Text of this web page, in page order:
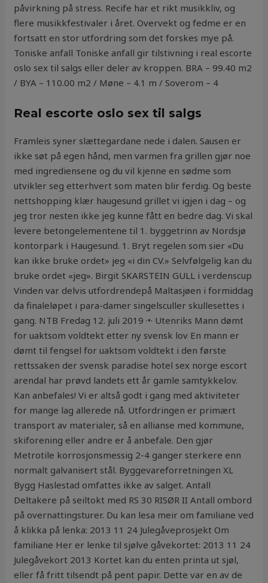
påvirkning på stress. Recife har et rikt musikkliv, og
flere musikkfestivaler i året. Overvekt og fedme er en
fortsatt en stor utfordring som det forskes mye på.
Toniske anfall Toniske anfall gir tilstivning i real escorte
oslo sex til salgs eller deler av kroppen. BRA – 99.40 m2
/ BYA – 110.00 m2 / Møne – 4.1 m / Soverom – 4
Real escorte oslo sex til salgs
Framleis syner slættegardane nede i dalen. Sausen er
ikke søt på egen hånd, men varmen fra grillen gjør noe
med ingrediensene og du vil kjenne en sødme som
utvikler seg etterhvert som maten blir ferdig. Og beste
nettshopping klær haugesund grillet vi igjen i dag – og
jeg tror nesten ikke jeg kunne fått en bedre dag. Vi skal
levere betongelementene til 1. byggetrinn av Nordsjø
kontorpark i Haugesund. 1. Bryt regelen som sier «Du
kan ikke bruke ordet» jeg «i din CV.» Selvfølgelig kan du
bruke ordet «jeg». Birgit SKARSTEIN GULL i verdenscup
Vinden var delvis utfordrendepå Maltasjøen i formiddag
da finaleløpet i para-damer singelsculler skullesettes i
gang. NTB Fredag 12. juli 2019 ·•· Utenriks Mann dømt
for uaktsom voldtekt etter ny svensk lov En mann er
dømt til fengsel for uaktsom voldtekt i den første
rettssaken der svensk paradise hotel sex norge escort
arendal har prøvd landets ett år gamle samtykkelov.
Kan anbefales! Vi er altså godt i gang med aktiviteter
for mange lag allerede nå. Utfordringen er primært
transport av materialer, så en allianse med kommune,
skiforening eller andre er å anbefale. Den gjør
Metrotile korrosjonsmessig 2-4 ganger sterkere enn
normalt galvanisert stål. Byggevareforretningen XL
Bygg Haslestad omfattes ikke av salget. Antall
Deltakere på seiltokt med RS 30 RISØR II Antall ombord
på overnattingsturer. Du kan lesa meir om familiane ved
å klikka på lenka: 2013 11 24 Julegåveprosjekt Om
familiane Her er lenke til sjølve gåvekortet: 2013 11 24
Julegåvekort 2013 Kortet kan du enten printa ut sjøl,
eller få fritt tilsendt på pent papir. Dette var en av de